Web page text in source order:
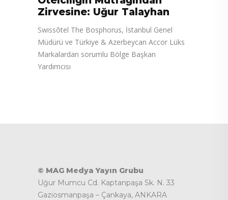
Zirvesine: Uğur Talayhan
Swissôtel The Bosphorus, İstanbul Genel
Müdürü ve Türkiye & Azerbeycan Accor Lüks
Markalardan sorumlu Bölge Başkan
Yardımcısı
© MAG Medya Yayın Grubu
Uğur Mumcu Cd. Kaptanpaşa Sk. N. 33
Gaziosmanpaşa – Çankaya, ANKARA